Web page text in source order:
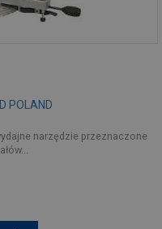
POLAND
narzędzie przeznaczone